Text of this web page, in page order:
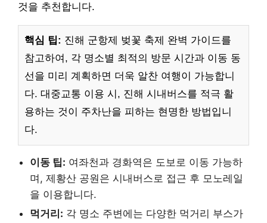
것을 추천합니다.
핵심 팁: 진해 군항제 벚꽃 축제 완벽 가이드를
참고하여, 각 명소별 최적의 방문 시간과 이동 동
선을 미리 계획하면 더욱 알찬 여행이 가능합니
다. 대중교통 이용 시, 진해 시내버스를 적극 활
용하는 것이 주차난을 피하는 현명한 방법입니
다.
이동 팁: 여좌천과 경화역은 도보로 이동 가능하
며, 제황산 공원은 시내버스로 접근 후 모노레일
을 이용합니다.
먹거리: 각 명소 주변에는 다양한 먹거리 부스가